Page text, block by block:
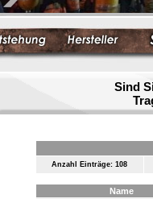
Sind
Anzahl Einträge: 108
Name